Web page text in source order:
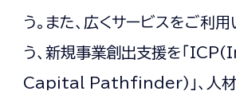
う。また、広くサービスをご利
う、新規事業創出支援を「
Capital Pathfinder)」、人材